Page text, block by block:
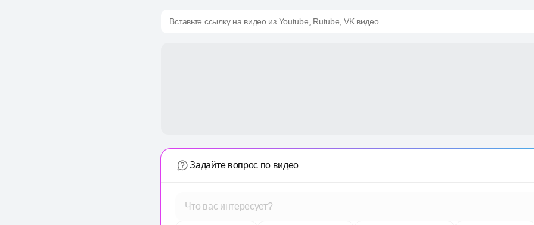
Вставьте ссылку на видео из Youtube, Rutube, VK видео
Задайте вопрос по видео
Что вас интересует?